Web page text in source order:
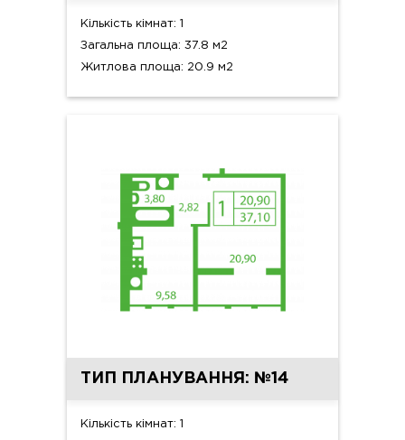
Кількість кімнат: 1
Загальна площа: 37.8 м2
Житлова площа: 20.9 м2
ТИП ПЛАНУВАННЯ: №14
Кількість кімнат: 1